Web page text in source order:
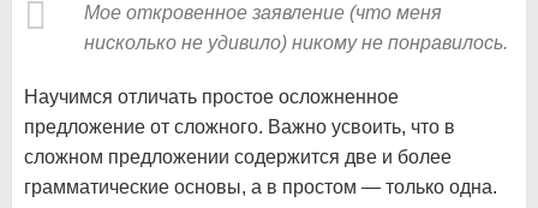
Мое откровенное заявление (что меня
нисколько не удивило) никому не понравилось.
Научимся отличать простое осложненное
предложение от сложного. Важно усвоить, что в
сложном предложении содержится две и более
грамматические основы, а в простом — только одна.